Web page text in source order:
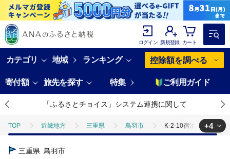
ログイン 新規登録 カート
カテゴリ 地域 ランキング 控除額を調べる
寄付額 旅先を探す 特集 ご利用ガイド
「ふるさとチョイス」システム連携に関して
TOP 近畿地方 三重県 鳥羽市 K-2-10宿泊観光周遊券
TOP
+4
三重県 鳥羽市